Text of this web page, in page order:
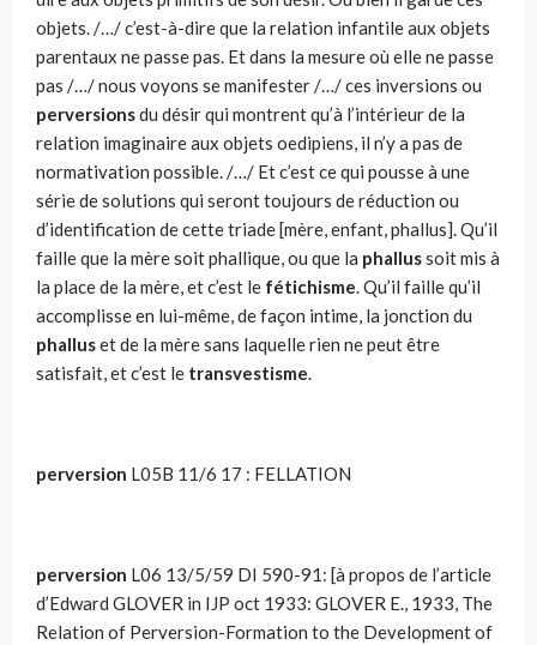
objets. /…/ c’est-à-dire que la relation infantile aux objets
parentaux ne passe pas. Et dans la mesure où elle ne passe
pas /…/ nous voyons se manifester /…/ ces inversions ou
perversionsdu désir qui montrent qu’à l’intérieur de la
relation imaginaire aux objets oedipiens, il n’y a pas de
normativation possible. /…/ Et c’est ce qui pousse à une
série de solutions qui seront toujours de réduction ou
d’identification de cette triade [mère, enfant, phallus]. Qu’il
faille que la mère soit phallique, ou que la phallussoit mis à
la place de la mère, et c’est le fétichisme. Qu’il faille qu’il
accomplisse en lui-même, de façon intime, la jonction du
phalluset de la mère sans laquelle rien ne peut être
satisfait, et c’est le transvestisme.
perversion L05B 11/6 17 : FELLATION
perversion L06 13/5/59 DI 590-91: [à propos de l’article
d’Edward GLOVER in IJP oct 1933: GLOVER E., 1933, The
Relation of Perversion-Formation to the Development of